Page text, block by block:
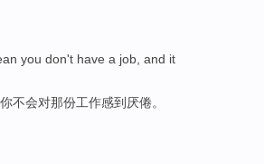
you don't have a job , and it
不会对那份工作感到 厌倦。